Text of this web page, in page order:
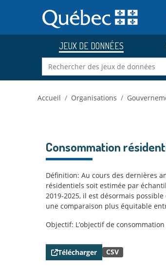
au
contenu
JEUX DE DONNÉES
Accueil Organisations
Consommation
Définition: Au cours des dernières
résidentiels soit estimée par
2019-2025, il est désormais
une comparaison plus équitable
Objectif: L’objectif de
Télécharger CSV